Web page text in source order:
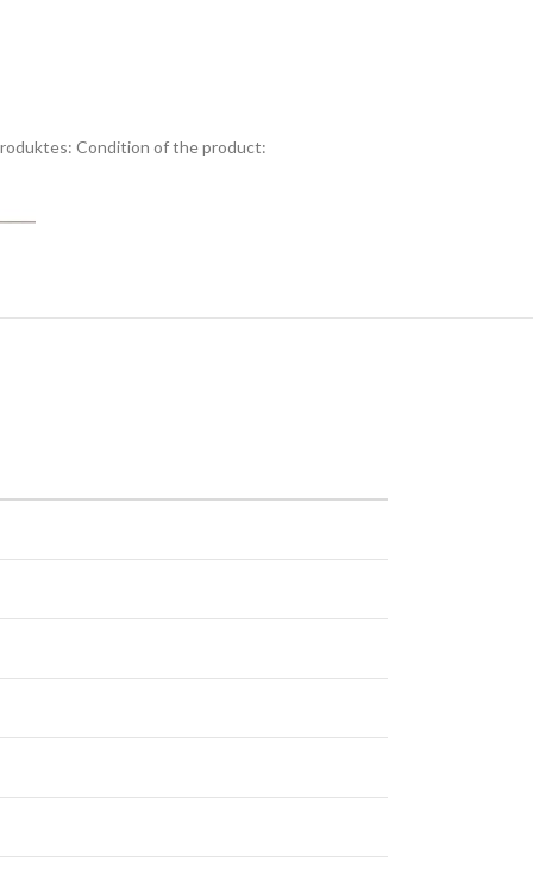
Condition of the product: